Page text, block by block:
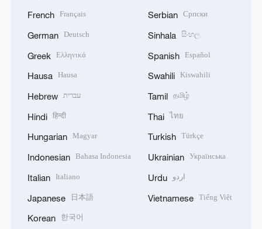
French Français
German Deutsch
Greek Ελληνικά
Hausa Hausa
Hebrew עברית
Hindi हिन्दी
Hungarian Magyar
Indonesian Bahasa Indonesia
Italian Italiano
Japanese 日本語
Korean 한국어
Serbian Српски
Sinhala සිංහල
Spanish Español
Swahili Kiswahili
Tamil தமிழ்
Thai ไทย
Turkish Türkçe
Ukrainian Українська
Urdu اردو
Vietnamese Tiếng Việt